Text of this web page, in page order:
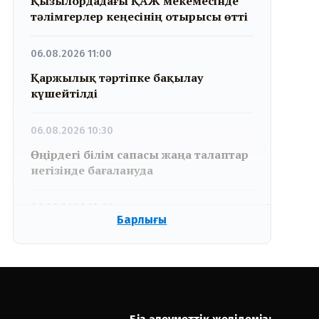
тәлімгерлер кеңесінің отырысы өтті
06.08.2026 11:00
Қаржылық тәртіпке бақылау
күшейтілді
06.08.2026 10:30
Өңірдегі білім сапасы жаңа талаптар
негізінде бағалануда
06.08.2026 10:00
полиция департаменті 20 мыңнан
астам көрерменнің қауіпсіздігін
Барлығы